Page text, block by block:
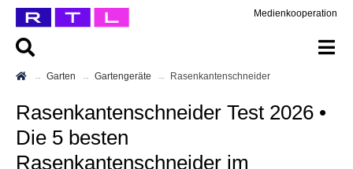
Medienkooperation
Garten Gartengeräte Rasenkantenschneider
Rasenkantenschneider Test 2026 •
Die 5 besten
Rasenkantenschneider im